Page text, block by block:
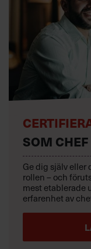
SOM CHEF
Ge dig själv eller
rollen – och
mest etablerade
erfarenhet av